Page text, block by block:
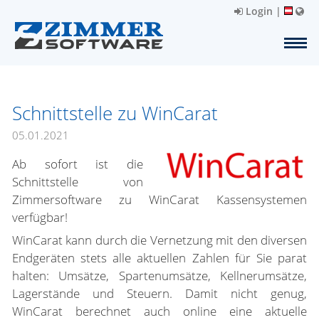
Login |
Schnittstelle zu WinCarat
05.01.2021
Ab sofort ist die
Schnittstelle von
Zimmersoftware zu WinCarat Kassensystemen
verfügbar!
WinCarat kann durch die Vernetzung mit den diversen
Endgeräten stets alle aktuellen Zahlen für Sie parat
halten: Umsätze, Spartenumsätze, Kellnerumsätze,
Lagerstände und Steuern. Damit nicht genug,
WinCarat berechnet auch online eine aktuelle